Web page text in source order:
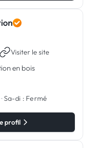
Visiter le site
en bois
·Sa-di : Fermé
profil